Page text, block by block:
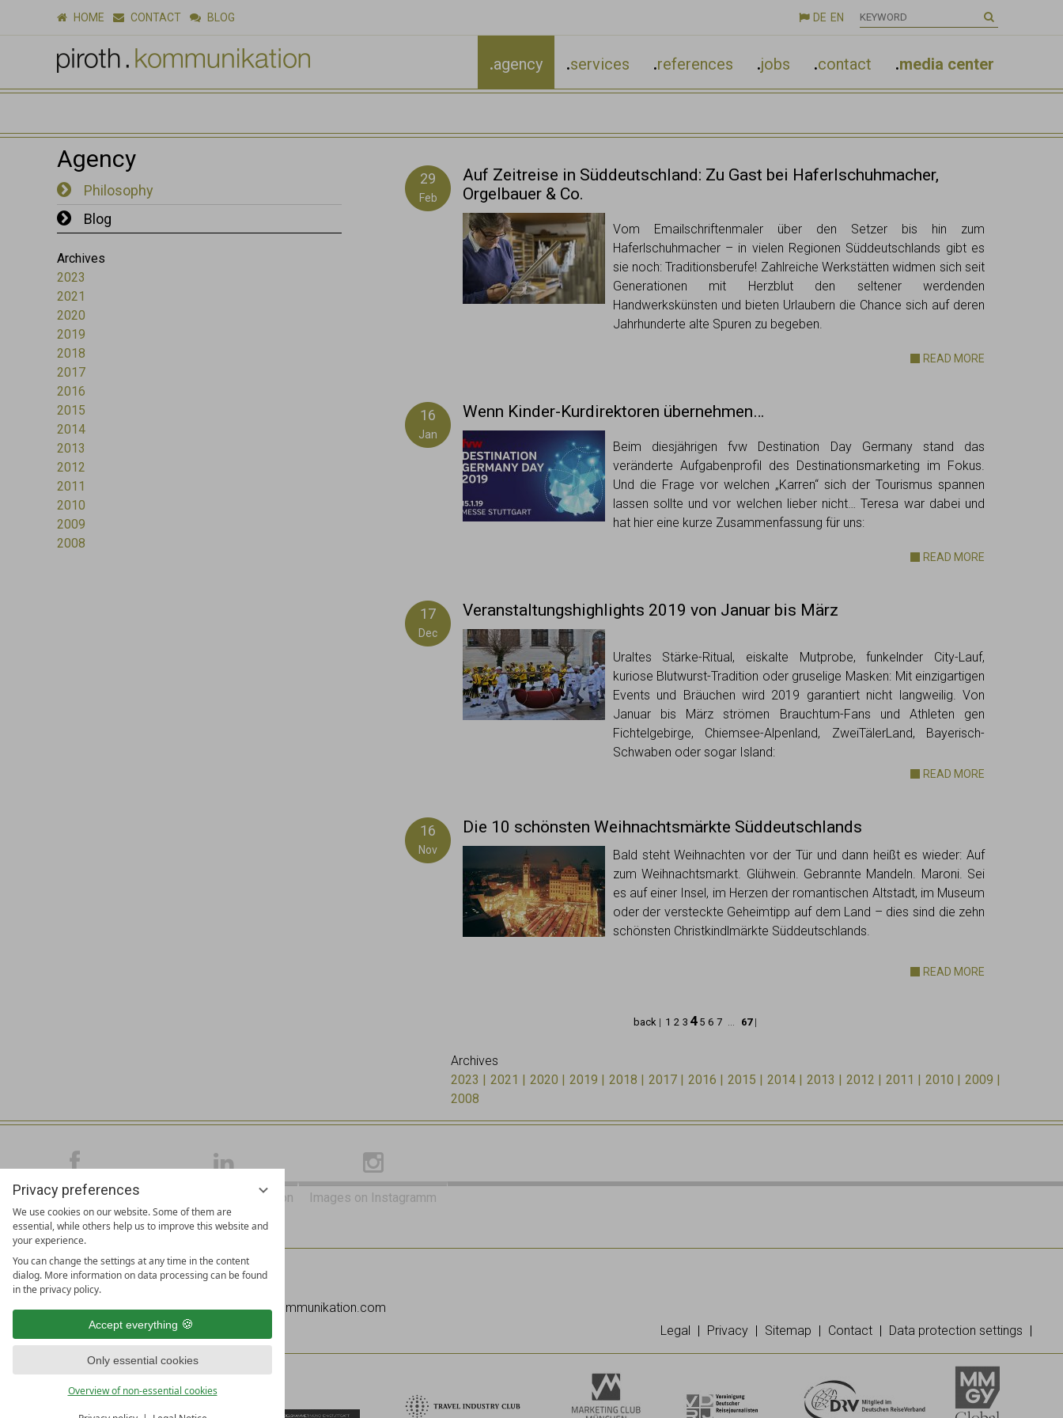
Privacy preferences
We use cookies on our website. Some of them are
essential, while others help us to improve this website and
your experience.
You can change the settings at any time in the content
dialog. More information on data processing can be found
in the privacy policy.
Accept everything
Only essential cookies
Overview of non-essential cookies
HOME CONTACT BLOG 
DE EN
.agency .services .references .jobs .contact .media center
Agency
Philosophy
Blog
Archives
2023
2021
2020
2019
2018
2017
2016
2015
2014
2013
2012
2011
2010
2009
2008
29
Feb
Auf Zeitreise in Süddeutschland: Zu Gast bei Haferlschuhmacher,
Orgelbauer & Co.
Vom Emailschriftenmaler über den Setzer bis hin zum
Haferlschuhmacher – in vielen Regionen Süddeutschlands gibt es
sie noch: Traditionsberufe! Zahlreiche Werkstätten widmen sich seit
Generationen mit Herzblut den seltener werdenden
Handwerkskünsten und bieten Urlaubern die Chance sich auf deren
Jahrhunderte alte Spuren zu begeben.
READ MORE
16
Jan
Wenn Kinder-Kurdirektoren übernehmen…
Beim diesjährigen fvw Destination Day Germany stand das
veränderte Aufgabenprofil des Destinationsmarketing im Fokus.
Und die Frage vor welchen „Karren“ sich der Tourismus spannen
lassen sollte und vor welchen lieber nicht… Teresa war dabei und
hat hier eine kurze Zusammenfassung für uns:
READ MORE
17
Dec
Veranstaltungshighlights 2019 von Januar bis März
Uraltes Stärke-Ritual, eiskalte Mutprobe, funkelnder City-Lauf,
kuriose Blutwurst-Tradition oder gruselige Masken: Mit einzigartigen
Events und Bräuchen wird 2019 garantiert nicht langweilig. Von
Januar bis März strömen Brauchtum-Fans und Athleten gen
Fichtelgebirge, Chiemsee-Alpenland, ZweiTälerLand, Bayerisch-
Schwaben oder sogar Island:
READ MORE
16
Nov
Die 10 schönsten Weihnachtsmärkte Süddeutschlands
Bald steht Weihnachten vor der Tür und dann heißt es wieder: Auf
zum Weihnachtsmarkt. Glühwein. Gebrannte Mandeln. Maroni. Sei
es auf einer Insel, im Herzen der romantischen Altstadt, im Museum
oder der versteckte Geheimtipp auf dem Land – dies sind die zehn
schönsten Christkindlmärkte Süddeutschlands.
READ MORE
back | 1 2 3 4 5 6 7 ... 67|
Archives
2023
2021 2020 2019 2018 2017 2016 2015 2014 2013 2012 2011 2010
2009
2008
Galleries & news on
Facebook
Worldwide networking on
Linked In
Images on Instagramm
piroth.kommunikation GmbH
Gotthardstraße 42 | 80686 Munich | Germany
Phone +49 (0)151 42182653| info@piroth-kommunikation.com
Legal
Privacy Sitemap Contact Data protection settings